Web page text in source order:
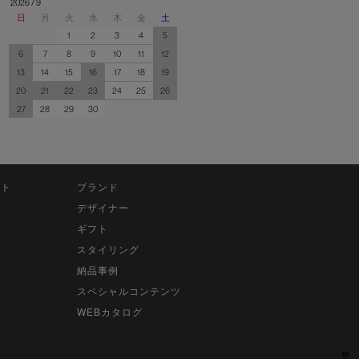
2026 / 9
日
月 火 水 木 金
土
1
2 3 4
5
6
7 8 9 10 11
12
13
14 15 16 17 18
19
20
21 22 23 24 25
26
27
28 29 30
ブランド
デザイナー
ギフト
スタイリング
納品事例
スペシャルコンテンツ
WEBカタログ